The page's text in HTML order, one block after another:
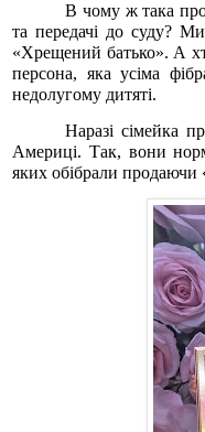
В чому ж така
та передачі до суду?
«Хрещений батько». А
персона, яка усіма
недолугому дитяті.
Наразі сімейка
Америці. Так, вони
яких обібрали продаючи